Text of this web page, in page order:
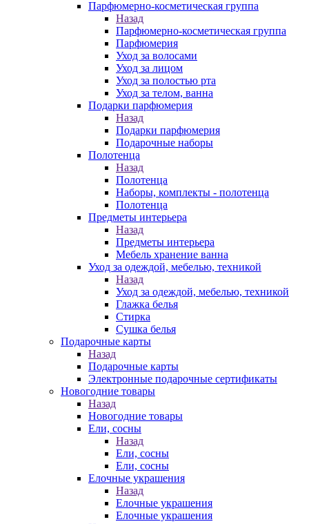
Парфюмерно-косметическая группа
Назад
Парфюмерно-косметическая группа
Парфюмерия
Уход за волосами
Уход за лицом
Уход за полостью рта
Уход за телом, ванна
Подарки парфюмерия
Назад
Подарки парфюмерия
Подарочные наборы
Полотенца
Назад
Полотенца
Наборы, комплекты - полотенца
Полотенца
Предметы интерьера
Назад
Предметы интерьера
Мебель хранение ванна
Уход за одеждой, мебелью, техникой
Назад
Уход за одеждой, мебелью, техникой
Глажка белья
Стирка
Сушка белья
Подарочные карты
Назад
Подарочные карты
Электронные подарочные сертификаты
Новогодние товары
Назад
Новогодние товары
Ели, сосны
Назад
Ели, сосны
Ели, сосны
Елочные украшения
Назад
Елочные украшения
Елочные украшения